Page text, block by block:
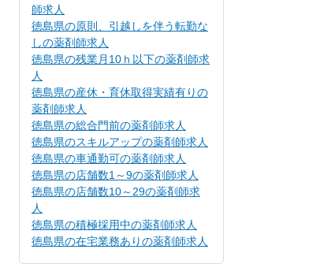
師求人
徳島県の原則、引越しを伴う転勤な
しの薬剤師求人
徳島県の残業月10ｈ以下の薬剤師求
人
徳島県の産休・育休取得実績有りの
薬剤師求人
徳島県の総合門前の薬剤師求人
徳島県のスキルアップの薬剤師求人
徳島県の車通勤可の薬剤師求人
徳島県の店舗数1～9の薬剤師求人
徳島県の店舗数10～29の薬剤師求
人
徳島県の積極採用中の薬剤師求人
徳島県の在宅業務ありの薬剤師求人